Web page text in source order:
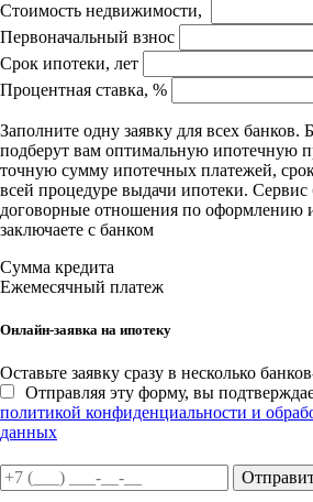
Стоимость недвижимости,
Первоначальный взнос
Срок ипотеки, лет
Процентная ставка, %
Заполните одну заявку для всех банков.
подберут вам оптимальную ипотечную
точную сумму ипотечных платежей,
всей процедуре выдачи ипотеки. Сервис
договорные отношения по оформлению
заключаете с банком
Сумма кредита
Ежемесячный платеж
Онлайн-заявка на ипотеку
Оставьте заявку сразу в несколько
Отправляя эту форму, вы
политикой конфиденциальности и
данных